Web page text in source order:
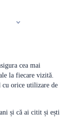
cea mai
la fiecare vizită.
cu orice utilizare de
și că ai citit și ești